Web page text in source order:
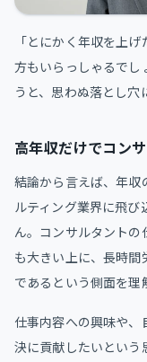
「とにかく年収を上
方もいらっしゃるでし
うと、思わぬ落とし穴
高年収だけでコン
結論から言えば、年収
ルティング業界に飛び
ん。コンサルタント
も大きい上に、長時間
であるという側面を理
仕事内容への興味や
決に貢献したいという